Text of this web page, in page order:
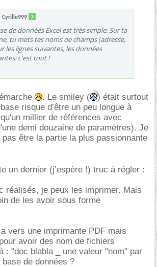
Cyrille999
de données Excel est très simple: Sur ta
tu mets tes noms de champs (adresse,
les lignes suivantes, les données
c'est tout !
. Le smiley (
) était surtout
risque d’être un peu longue à
millier de références avec
demi douzaine de paramètres). Je
être la partie la plus passionnante
un dernier (j’espère !) truc à régler :
réalisés, je peux les imprimer. Mais
de les avoir sous forme
vers une imprimante PDF mais
avoir des nom de fichiers
: "doc blabla _ une valeur "nom" par
de données ?